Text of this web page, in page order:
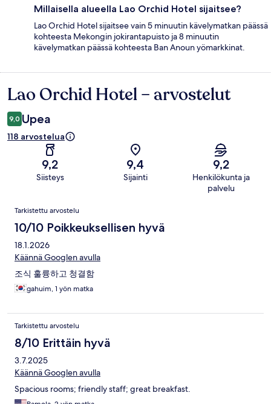
Millaisella alueella Lao Orchid Hotel sijaitsee?
Lao Orchid Hotel sijaitsee vain 5 minuutin kävelymatkan päässä
kohteesta Mekongin jokirantapuisto ja 8 minuutin
kävelymatkan päässä kohteesta Ban Anoun yömarkkinat.
Arvostelut
Lao Orchid Hotel – arvostelut
9,0 Upea
118 arvostelua
9,2
Siisteys
9,4
Sijainti
9,2
Henkilökunta ja
palvelu
Arvostelut
Tarkistettu arvostelu
10/10 Poikkeuksellisen hyvä
18.1.2026
Käännä Googlen avulla
조식 훌륭하고 청결함
gahuim, 1 yön matka
Tarkistettu arvostelu
8/10 Erittäin hyvä
3.7.2025
Käännä Googlen avulla
Spacious rooms; friendly staff; great breakfast.